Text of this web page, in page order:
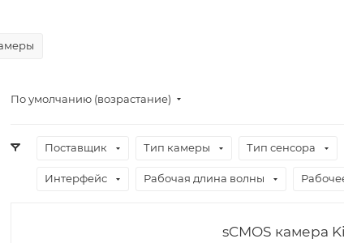
По умолчанию (возрастание)
Поставщик Тип камеры Тип сенсора
Интерфейс Рабочая длина волны
sCMOS камера